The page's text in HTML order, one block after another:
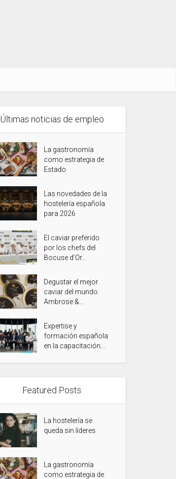
Últimas noticias de empleo
La gastronomía
como estrategia de
Estado
Las novedades de la
hostelería española
para 2026
El caviar preferido
por los chefs del
Bocuse d’Or...
Degustar el mejor
caviar del mundo:
Ambrose &...
Expertise y
formación española
en la capacitación...
Featured Posts
La hostelería se
queda sin líderes
La gastronomía
como estrategia de